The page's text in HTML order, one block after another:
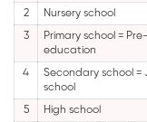
2
Nursery school
3
Primary school =
education
4
Secondary school =
school
5
High school